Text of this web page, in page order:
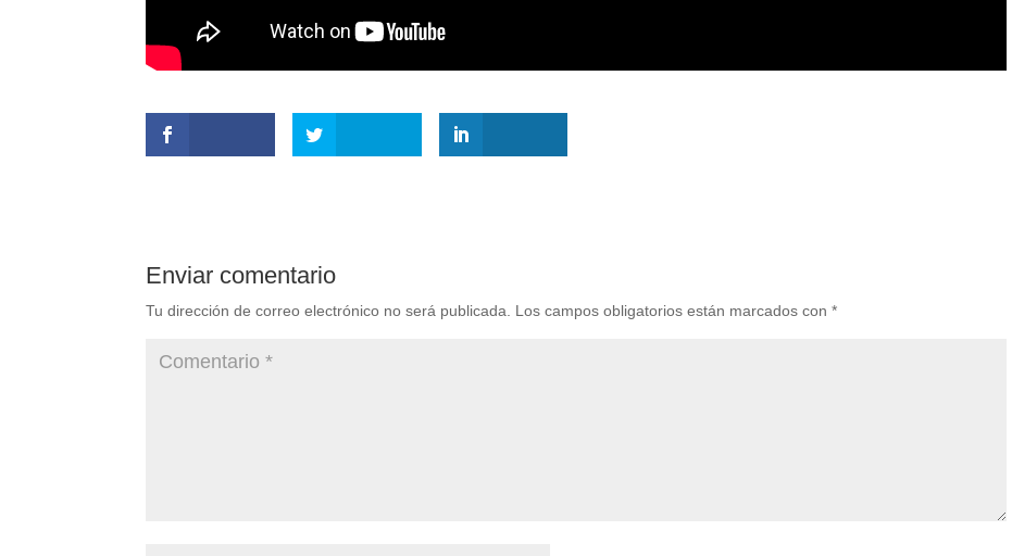
Enviar comentario
Tu dirección de correo electrónico no será publicada. Los campos obligatorios están marcados con*